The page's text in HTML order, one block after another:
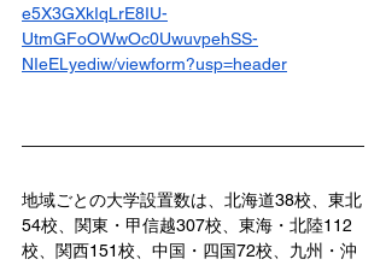
e5X3GXkIqLrE8IU-
UtmGFoOWwOc0UwuvpehSS-
NIeELyediw/viewform?usp=header
地域ごとの大学設置数は、北海道38校、東北
54校、関東・甲信越307校、東海・北陸112
校、関西151校、中国・四国72校、九州・沖